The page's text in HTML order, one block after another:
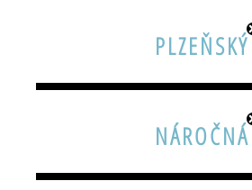
PLZEŇSKÝ
NÁROČNÁ